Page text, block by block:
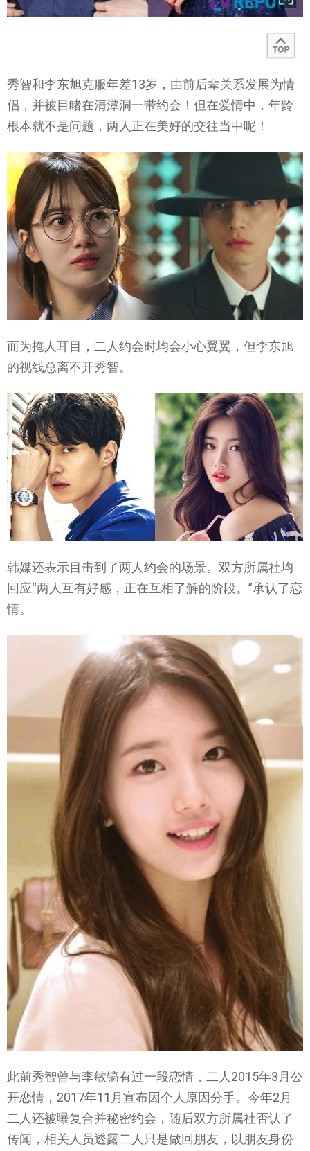
秀智和李东旭克服年差13岁，由前后辈关系发展为情
侣，并被目睹在清潭洞一带约会！但在爱情中，年龄
根本就不是问题，两人正在美好的交往当中呢！
而为掩人耳目，二人约会时均会小心翼翼，但李东旭
的视线总离不开秀智。
韩媒还表示目击到了两人约会的场景。双方所属社均
回应“两人互有好感，正在互相了解的阶段。”承认了恋
情。
此前秀智曾与李敏镐有过一段恋情，二人2015年3月公
开恋情，2017年11月宣布因个人原因分手。今年2月
二人还被曝复合并秘密约会，随后双方所属社否认了
传闻，相关人员透露二人只是做回朋友，以朋友身份